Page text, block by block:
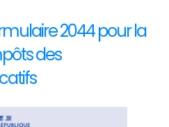
2044 pour la
des